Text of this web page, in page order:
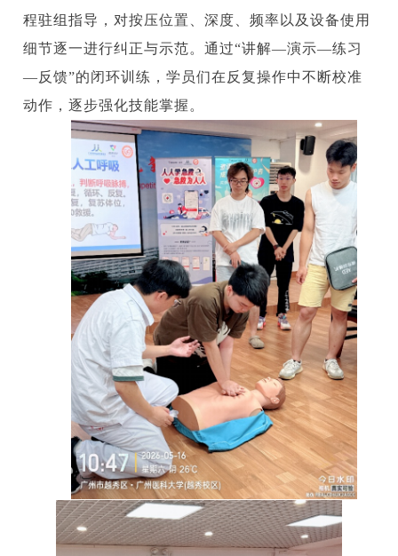
程驻组指导，对按压位置、深度、频率以及设备使用
细节逐一进行纠正与示范。通过“讲解—演示—练习
—反馈”的闭环训练，学员们在反复操作中不断校准
动作，逐步强化技能掌握。